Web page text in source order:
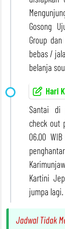
Gosong
Group
bebas /
belanja
Hari
Santai di
check out
06.00
Kartini
jumpa lagi.
Jadwal Tidak